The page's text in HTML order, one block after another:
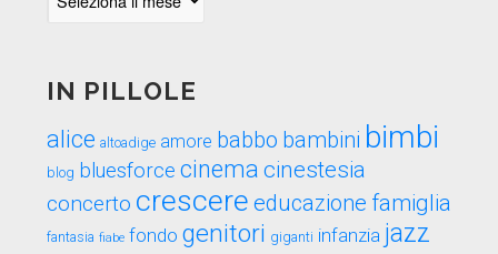
IN PILLOLE
alice altoadige amore babbo bambini bimbi
blog bluesforce cinema cinestesia
concerto crescere educazione famiglia
fantasia fiabe fondo genitori giganti infanzia jazz